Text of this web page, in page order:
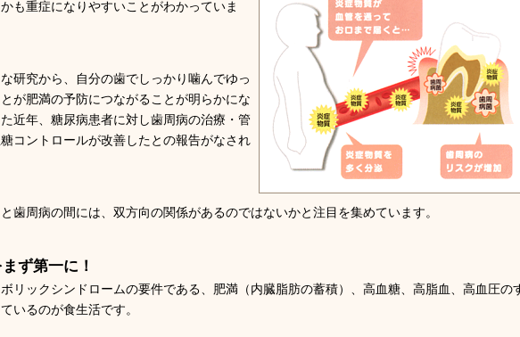
も重症になりやすいことがわかっていま
研究から、自分の歯でしっかり噛んでゆっ
が肥満の予防につながることが明らかにな
近年、糖尿病患者に対し歯周病の治療・管
コントロールが改善したとの報告がなされ
歯周病の間には、双方向の関係があるのではないかと注目を集めています。
ず第一に！
リックシンドロームの要件である、肥満（内臓脂肪の蓄積）、高血糖、高脂血、高血圧の
いるのが食生活です。